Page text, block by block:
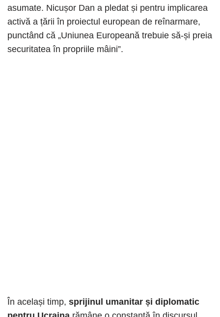
asumate. Nicușor Dan a pledat și pentru implicarea
activă a țării în proiectul european de reînarmare,
punctând că „Uniunea Europeană trebuie să-și preia
securitatea în propriile mâini”.
În același timp, sprijinul umanitar și diplomatic